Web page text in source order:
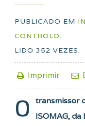
PUBLICADO EM
CONTROLO.
LIDO 352 VEZES.
Imprimir
O
transmissor
ISOMAG,